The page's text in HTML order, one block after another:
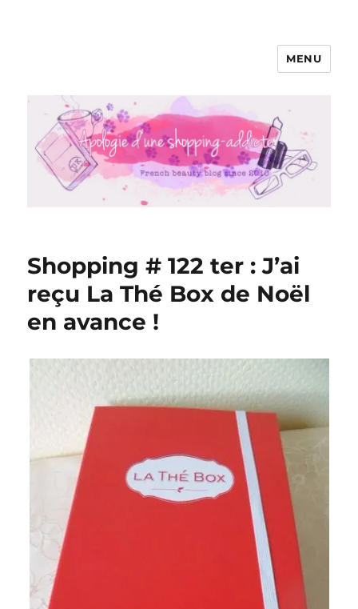
Apologie d'une Shopping-addicte
MENU
Shopping # 122 ter : J’ai
reçu La Thé Box de Noël
en avance !